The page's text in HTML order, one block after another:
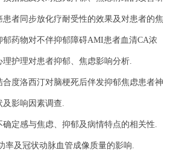
者同步放化疗耐受性的效果及对患者的焦
郁药物对不伴抑郁障碍AMI患者血清CA浓
护理对患者抑郁、焦虑影响分析.
度洛西汀对脑梗死后伴发抑郁焦虑患者神
BDNF水平的影响.
影响因素调查.
定感与焦虑、抑郁及病情特点的相关性.
率及冠状动脉血管成像质量的影响.